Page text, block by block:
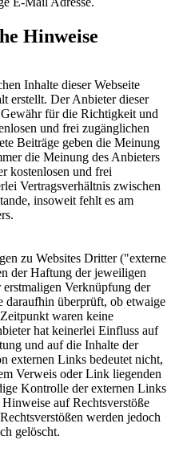
Hinweise
Inhalte dieser Webseite
erstellt. Der Anbieter dieser
für die Richtigkeit und
und frei zugänglichen
Beiträge geben die Meinung
die Meinung des Anbieters
kostenlosen und frei
Vertragsverhältnis zwischen
insoweit fehlt es am
zu Websites Dritter ("externe
der Haftung der jeweiligen
Verknüpfung der
daraufhin überprüft, ob etwaige
waren keine
hat keinerlei Einfluss auf
und auf die Inhalte der
externen Links bedeutet nicht,
Verweis oder Link liegenden
Kontrolle der externen Links
auf Rechtsverstöße
werden jedoch
gelöscht.